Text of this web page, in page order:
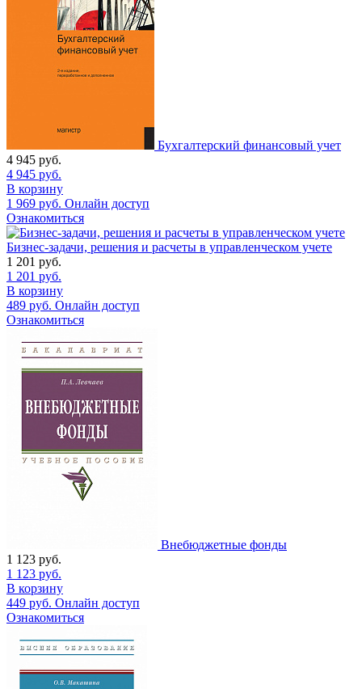
Бухгалтерский финансовый учет
4 945 руб.
4 945 руб.
В корзину
1 969 руб. Онлайн доступ
Ознакомиться
Бизнес-задачи, решения и расчеты в управленческом учете
1 201 руб.
1 201 руб.
В корзину
489 руб. Онлайн доступ
Ознакомиться
Внебюджетные фонды
1 123 руб.
1 123 руб.
В корзину
449 руб. Онлайн доступ
Ознакомиться